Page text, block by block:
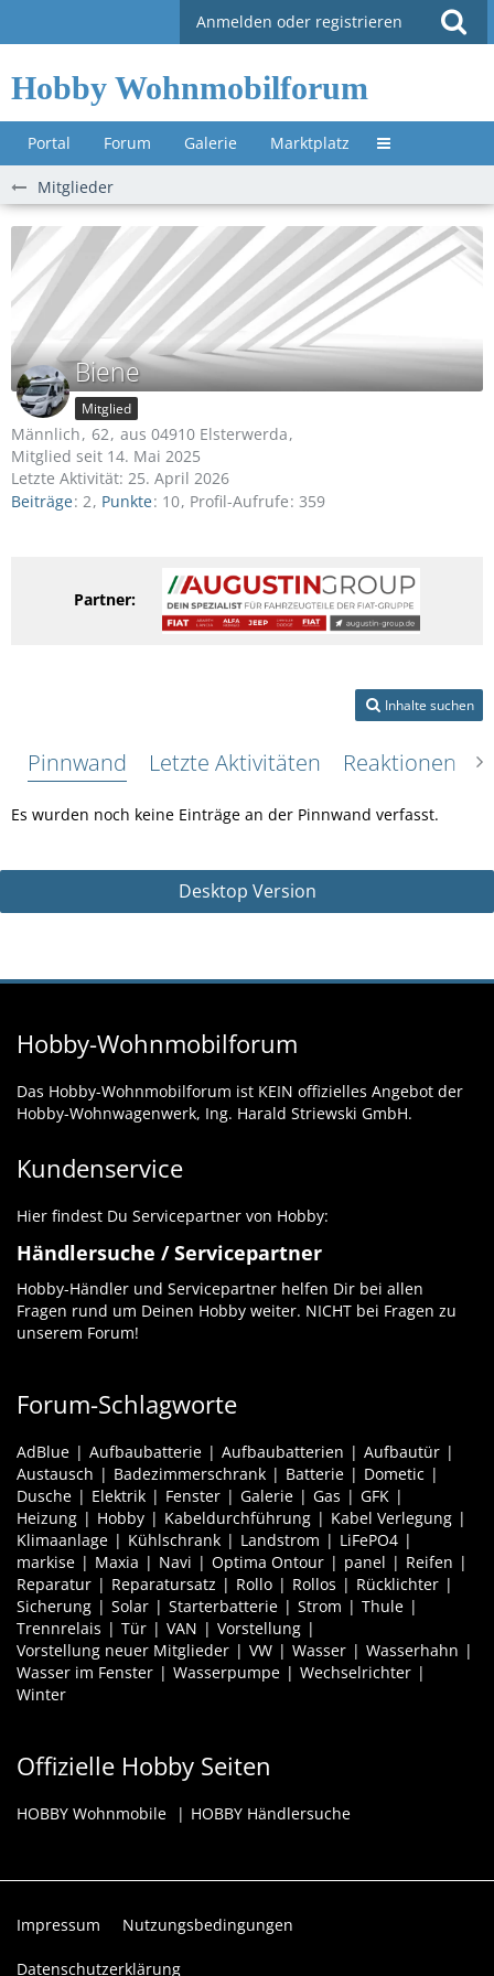
Anmelden oder registrieren
Hobby Wohnmobilforum
Portal Forum Galerie Marktplatz Untermenü »
Mitglieder
Biene
Mitglied
Männlich 62 aus 04910 Elsterwerda
Mitglied seit 14. Mai 2025
Letzte Aktivität: 25. April 2026
Beiträge 2 Punkte 10 Profil-Aufrufe 359
Partner:
Inhalte suchen
Pinnwand Letzte Aktivitäten Reaktionen
Es wurden noch keine Einträge an der Pinnwand verfasst.
Desktop Version
Hobby-Wohnmobilforum
Das Hobby-Wohnmobilforum ist KEIN offizielles Angebot der
Hobby-Wohnwagenwerk, Ing. Harald Striewski GmbH.
Kundenservice
Hier findest Du Servicepartner von Hobby:
Händlersuche / Servicepartner
Hobby-Händler und Servicepartner helfen Dir bei allen
Fragen rund um Deinen Hobby weiter. NICHT bei Fragen zu
unserem Forum!
Forum-Schlagworte
AdBlue Aufbaubatterie Aufbaubatterien
Aufbautür
Austausch
Badezimmerschrank Batterie
Dometic
Dusche
Elektrik Fenster Galerie Gas
GFK
Heizung
Hobby Kabeldurchführung
Kabel Verlegung
Klimaanlage
Kühlschrank Landstrom
LiFePO4
markise
Maxia Navi Optima Ontour panel
Reifen
Reparatur
Reparatursatz Rollo Rollos
Rücklichter
Sicherung
Solar Starterbatterie Strom
Thule
Trennrelais
Tür VAN
Vorstellung
Vorstellung neuer Mitglieder
VW Wasser
Wasserhahn
Wasser im Fenster
Wasserpumpe
Wechselrichter
Winter
Offizielle Hobby Seiten
HOBBY Wohnmobile HOBBY Händlersuche
Impressum Nutzungsbedingungen
Datenschutzerklärung